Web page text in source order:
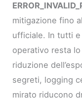
mitigazione fino
ufficiale. In tutti
operativo resta
riduzione
segreti, logging
mirato riducono